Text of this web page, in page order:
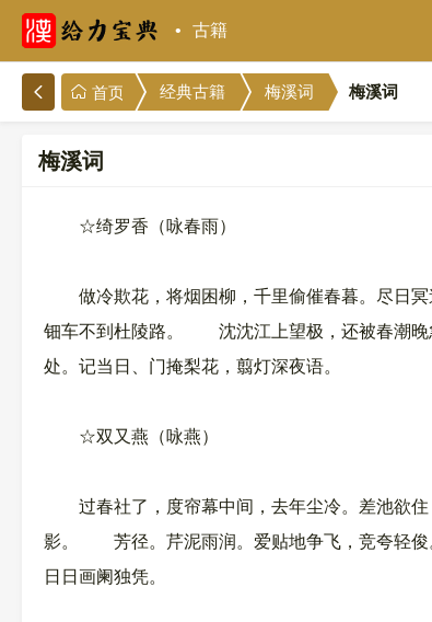
古籍
首页 经典古籍 梅溪词 梅溪词
梅溪词
☆绮罗香（咏春雨）
做冷欺花，将烟困柳，千里偷催春暮。尽日冥
钿车不到杜陵路。 沈沈江上望极，还被春潮晚
处。记当日、门掩梨花，翦灯深夜语。
☆双又燕（咏燕）
过春社了，度帘幕中间，去年尘冷。差池欲住
影。 芳径。芹泥雨润。爱贴地争飞，竞夸轻俊
日日画阑独凭。